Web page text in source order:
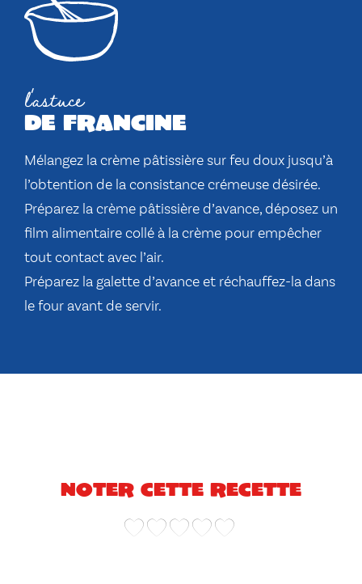
l'astuce
de francine
Mélangez la crème pâtissière sur feu doux jusqu’à
l’obtention de la consistance crémeuse désirée.
Préparez la crème pâtissière d’avance, déposez un
film alimentaire collé à la crème pour empêcher
tout contact avec l’air.
Préparez la galette d’avance et réchauffez-la dans
le four avant de servir.
Noter cette recette